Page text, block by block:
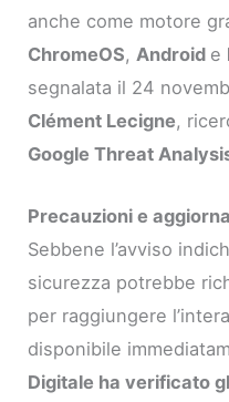
anche come motore
ChromeOS, Android e
segnalata il 24
Clément Lecigne,
Google Threat
Precauzioni e
Sebbene l’avviso
sicurezza potrebbe
per raggiungere
disponibile
Digitale ha verificato